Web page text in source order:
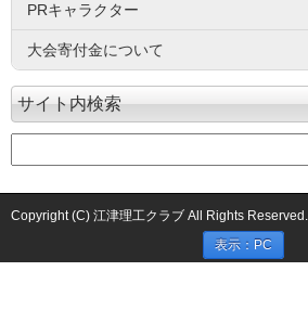
PRキャラクター
大会寄付金について
サイト内検索
Copyright (C) 江津理工クラブ All Rights Reserved.
表示：PC